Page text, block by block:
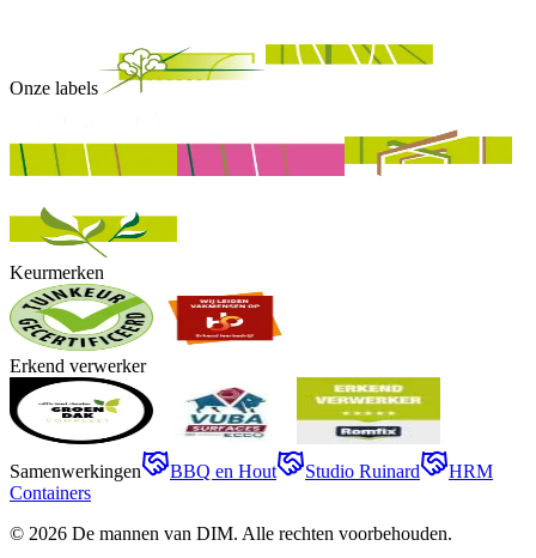
Onze labels
Keurmerken
Erkend verwerker
Samenwerkingen BBQ en Hout Studio Ruinard
HRM
Containers
© 2026 De mannen van DIM. Alle rechten voorbehouden.